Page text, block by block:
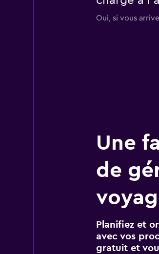
Oui, si vous
Une
de
Planifiez et
avec vos
gratuit et